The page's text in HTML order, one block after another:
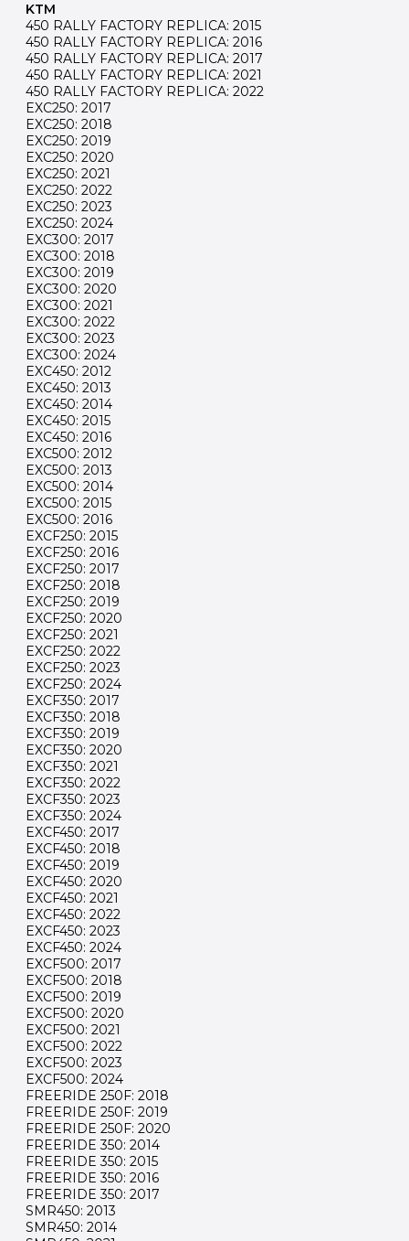
KTM
450 RALLY FACTORY REPLICA: 2015
450 RALLY FACTORY REPLICA: 2016
450 RALLY FACTORY REPLICA: 2017
450 RALLY FACTORY REPLICA: 2021
450 RALLY FACTORY REPLICA: 2022
EXC250: 2017
EXC250: 2018
EXC250: 2019
EXC250: 2020
EXC250: 2021
EXC250: 2022
EXC250: 2023
EXC250: 2024
EXC300: 2017
EXC300: 2018
EXC300: 2019
EXC300: 2020
EXC300: 2021
EXC300: 2022
EXC300: 2023
EXC300: 2024
EXC450: 2012
EXC450: 2013
EXC450: 2014
EXC450: 2015
EXC450: 2016
EXC500: 2012
EXC500: 2013
EXC500: 2014
EXC500: 2015
EXC500: 2016
EXCF250: 2015
EXCF250: 2016
EXCF250: 2017
EXCF250: 2018
EXCF250: 2019
EXCF250: 2020
EXCF250: 2021
EXCF250: 2022
EXCF250: 2023
EXCF250: 2024
EXCF350: 2017
EXCF350: 2018
EXCF350: 2019
EXCF350: 2020
EXCF350: 2021
EXCF350: 2022
EXCF350: 2023
EXCF350: 2024
EXCF450: 2017
EXCF450: 2018
EXCF450: 2019
EXCF450: 2020
EXCF450: 2021
EXCF450: 2022
EXCF450: 2023
EXCF450: 2024
EXCF500: 2017
EXCF500: 2018
EXCF500: 2019
EXCF500: 2020
EXCF500: 2021
EXCF500: 2022
EXCF500: 2023
EXCF500: 2024
FREERIDE 250F: 2018
FREERIDE 250F: 2019
FREERIDE 250F: 2020
FREERIDE 350: 2014
FREERIDE 350: 2015
FREERIDE 350: 2016
FREERIDE 350: 2017
SMR450: 2013
SMR450: 2014